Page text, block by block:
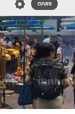
ตกลง